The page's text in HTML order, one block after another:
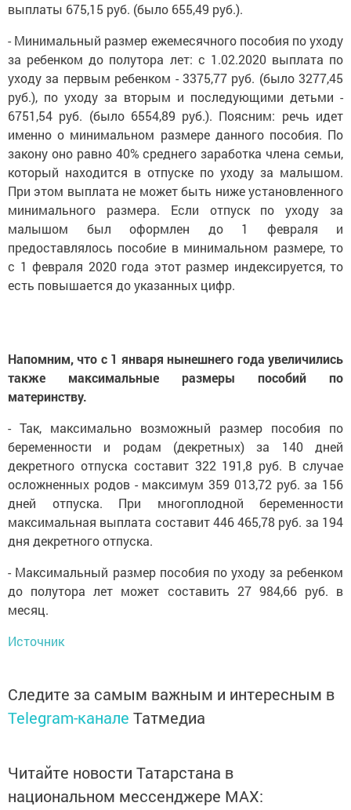
выплаты 675,15 руб. (было 655,49 руб.).
- Минимальный размер ежемесячного пособия по уходу
за ребенком до полутора лет: с 1.02.2020 выплата по
уходу за первым ребенком - 3375,77 руб. (было 3277,45
руб.), по уходу за вторым и последующими детьми -
6751,54 руб. (было 6554,89 руб.). Поясним: речь идет
именно о минимальном размере данного пособия. По
закону оно равно 40% среднего заработка члена семьи,
который находится в отпуске по уходу за малышом.
При этом выплата не может быть ниже установленного
минимального размера. Если отпуск по уходу за
малышом был оформлен до 1 февраля и
предоставлялось пособие в минимальном размере, то
с 1 февраля 2020 года этот размер индексируется, то
есть повышается до указанных цифр.
Напомним, что с 1 января нынешнего года увеличились
также максимальные размеры пособий по
материнству.
- Так, максимально возможный размер пособия по
беременности и родам (декретных) за 140 дней
декретного отпуска составит 322 191,8 руб. В случае
осложненных родов - максимум 359 013,72 руб. за 156
дней отпуска. При многоплодной беременности
максимальная выплата составит 446 465,78 руб. за 194
дня декретного отпуска.
- Максимальный размер пособия по уходу за ребенком
до полутора лет может составить 27 984,66 руб. в
месяц.
Источник
Следите за самым важным и интересным в
Telegram-канале Татмедиа
Читайте новости Татарстана в
национальном мессенджере MАХ: